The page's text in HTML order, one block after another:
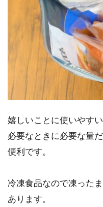
嬉しいことに使いやす
必要なときに必要な量
便利です。
冷凍食品なので凍った
あります。